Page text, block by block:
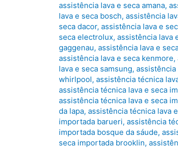
assistência lava e seca amana,
lava e seca bosch, assistência
seca dacor, assistência lava e
seca electrolux, assistência lava
gaggenau, assistência lava e
assistência lava e seca kenmore,
lava e seca samsung, assistência
whirlpool, assistência técnica
assistência técnica lava e seca
assistência técnica lava e seca
da lapa, assistência técnica lava
importada barueri, assistência
importada bosque da sáude,
seca importada brooklin,